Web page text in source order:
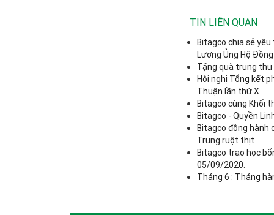
TIN LIÊN QUAN
Bitagco chia sẻ
Lương Ủng Hộ
Tặng quà trung thu
Hội nghị Tổng kết
Thuận lần thứ X
Bitagco cùng Khối
Bitagco - Quyền
Bitagco đồng hành
Trung ruột thịt
Bitagco trao học
05/09/2020.
Tháng 6 : Tháng